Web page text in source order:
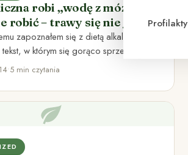
robi „wodę z mózgu” i
robić – trawy się nie je!
zapoznałem się z dietą alkaliczną i
w którym się gorąco sprzeciwiłem
•5 min czytania